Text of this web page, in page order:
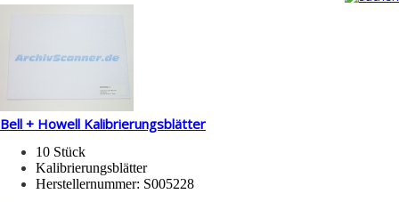
Bell + Howell Kalibrierungsblätter
10 Stück
Kalibrierungsblätter
Herstellernummer: S005228